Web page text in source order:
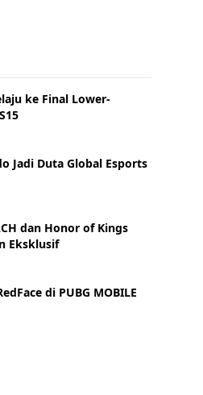
ke Final Lower-
Jadi Duta Global Esports
dan Honor of Kings
Eksklusif
di PUBG MOBILE